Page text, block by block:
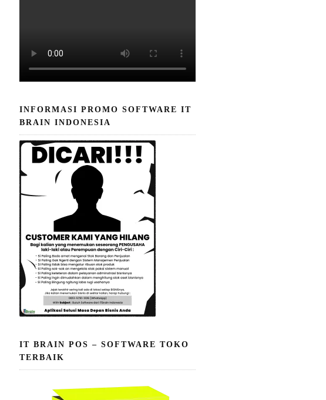
INFORMASI PROMO SOFTWARE IT
BRAIN INDONESIA
IT BRAIN POS – SOFTWARE TOKO
TERBAIK